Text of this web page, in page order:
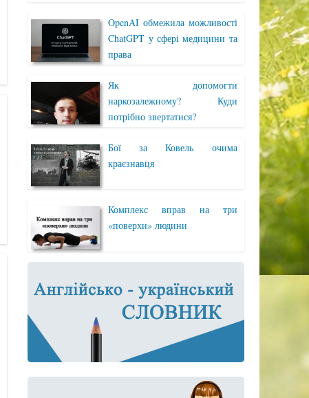
OpenAI обмежила можливості
ChatGPT у сфері медицини та
права
Як допомогти
наркозалежному? Куди
потрібно звертатися?
Бої за Ковель очима
краєзнавця
Комплекс вправ на три
«поверхи» людини